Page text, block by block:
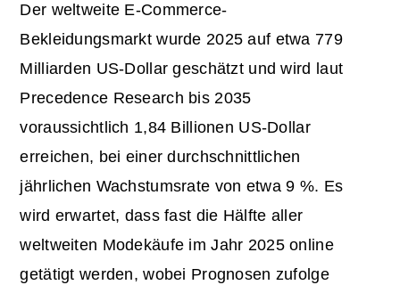
Der weltweite E-Commerce-
Bekleidungsmarkt wurde 2025 auf etwa 779
Milliarden US-Dollar geschätzt und wird laut
Precedence Research bis 2035
voraussichtlich 1,84 Billionen US-Dollar
erreichen, bei einer durchschnittlichen
jährlichen Wachstumsrate von etwa 9 %. Es
wird erwartet, dass fast die Hälfte aller
weltweiten Modekäufe im Jahr 2025 online
getätigt werden, wobei Prognosen zufolge